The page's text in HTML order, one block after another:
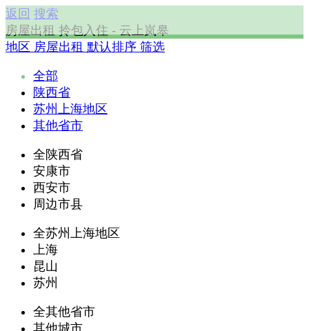
返回 搜索
房屋出租 拎包入住 - 云上岚皋
地区 房屋出租 默认排序 筛选
全部
陕西省
苏州上海地区
其他省市
全陕西省
安康市
西安市
周边市县
全苏州上海地区
上海
昆山
苏州
全其他省市
其他城市